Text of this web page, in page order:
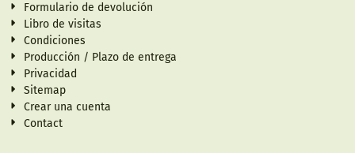
Formulario de devolución
Libro de visitas
Condiciones
Producción / Plazo de entrega
Privacidad
Sitemap
Crear una cuenta
Contact